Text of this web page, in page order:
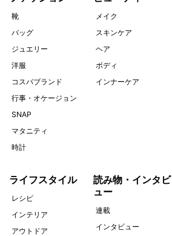
靴
バッグ
ジュエリー
洋服
コスパブランド
行事・オケージョン
SNAP
マタニティ
時計
メイク
スキンケア
ヘア
ボディ
インナーケア
ライフスタイル
レシピ
インテリア
アウトドア
読み物・インタビ
ュー
連載
インタビュー